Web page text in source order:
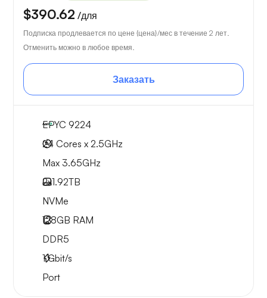
$390.62 /для
Подписка продлевается по цене {цена}/мес в течение 2 лет.
Отменить можно в любое время.
Заказать
EPYC 9224
24 Cores x 2.5GHz
Max 3.65GHz
2x1.92TB
NVMe
128GB RAM
DDR5
1Gbit/s
Port